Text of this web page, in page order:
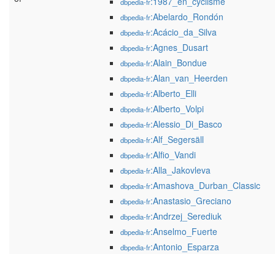
dbpedia-fr:Abelardo_Rondón
dbpedia-fr:Acácio_da_Silva
dbpedia-fr:Agnes_Dusart
dbpedia-fr:Alain_Bondue
dbpedia-fr:Alan_van_Heerden
dbpedia-fr:Alberto_Elli
dbpedia-fr:Alberto_Volpi
dbpedia-fr:Alessio_Di_Basco
dbpedia-fr:Alf_Segersäll
dbpedia-fr:Alfio_Vandi
dbpedia-fr:Alla_Jakovleva
dbpedia-fr:Amashova_Durban_Classic
dbpedia-fr:Anastasio_Greciano
dbpedia-fr:Andrzej_Serediuk
dbpedia-fr:Anselmo_Fuerte
dbpedia-fr:Antonio_Esparza